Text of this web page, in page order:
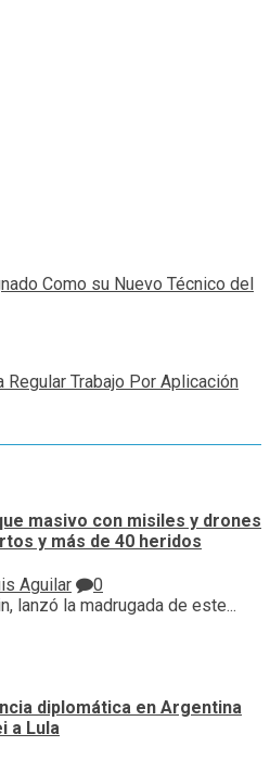
Como su Nuevo Técnico del
Regular Trabajo Por Aplicación
masivo con misiles y drones
y más de 40 heridos
Aguilar
0
lanzó la madrugada de este...
diplomática en Argentina
a Lula